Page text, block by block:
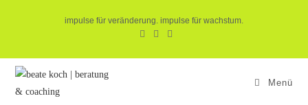
impulse für veränderung. impulse für wachstum.
Menü